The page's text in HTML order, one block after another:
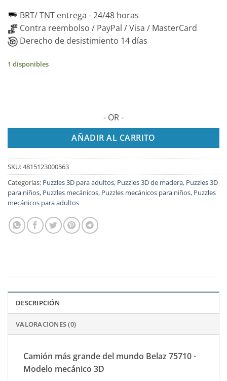
BRT/ TNT entrega -24/48 horas
Contra reembolso / PayPal / Visa / MasterCard
Derecho de desistimiento 14 días
1 disponibles
- OR -
AÑADIR AL CARRITO
SKU:4815123000563
Categorías: Puzzles 3D para adultos, Puzzles 3D de madera, Puzzles 3D
para niños, Puzzles mecánicos, Puzzles mecánicos para niños, Puzzles
mecánicos para adultos
DESCRIPCIÓN
VALORACIONES (0)
Camión más grande del mundo Belaz 75710 -
Modelo mecánico 3D